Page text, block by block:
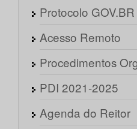
Protocolo GOV.BR
Acesso Remoto
Procedimentos
PDI 2021-2025
Agenda do Reitor